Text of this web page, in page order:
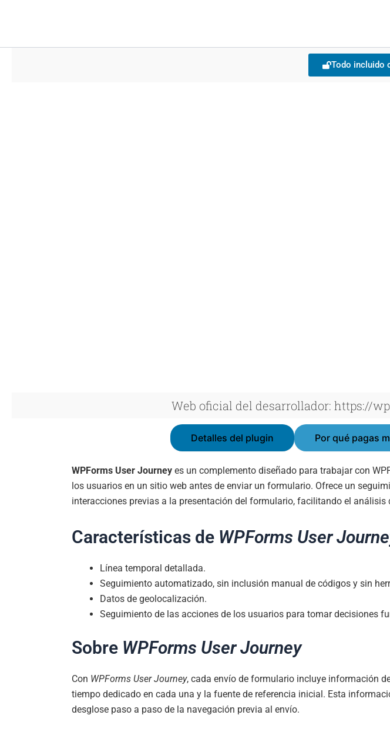
Todo incluido
Web oficial del desarrollador: https://
Detalles del plugin Por qué pagas
WPForms User Journey es un complemento diseñado para trabajar con
los usuarios en un sitio web antes de enviar un formulario. Ofrece un
interacciones previas a la presentación del formulario, facilitando el
Características de WPForms User
Línea temporal detallada.
Seguimiento automatizado, sin inclusión manual de códigos y sin
Datos de geolocalización.
Seguimiento de las acciones de los usuarios para tomar decisiones
Sobre WPForms User Journey
Con WPForms User Journey, cada envío de formulario incluye información
tiempo dedicado en cada una y la fuente de referencia inicial. Esta
desglose paso a paso de la navegación previa al envío.